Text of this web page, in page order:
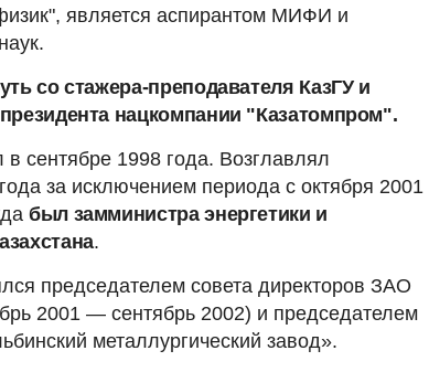
является аспирантом МИФИ и
со стажера-преподавателя КазГУ и
нацкомпании "Казатомпром".
сентябре 1998 года. Возглавлял
за исключением периода с октября 2001
был замминистра энергетики и
.
председателем совета директоров ЗАО
2001 — сентябрь 2002) и председателем
металлургический завод».